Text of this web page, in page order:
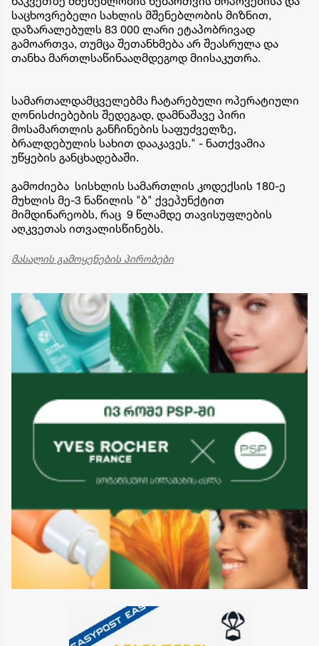
საცხოვრებელი სახლის მშენებლობის მიზნით,
დაზარალებულს 83 000 ლარი ეტაპობრივად
გამოართვა, თუმცა შეთანხმება არ შეასრულა და
თანხა მართლსაწინააღმდეგოდ მიისაკუთრა.
სამართალდამცველებმა ჩატარებული ოპერატიული
ღონისძიებების შედეგად, დამნაშავე პირი
მოსამართლის განჩინების საფუძველზე,
ბრალდებულის სახით დააკავეს." - ნათქვამია
უწყების განცხადებაში.
გამოძიება სისხლის სამართლის კოდექსის 180-ე
მუხლის მე-3 ნაწილის "ბ" ქვეპუნქტით
მიმდინარეობს, რაც 9 წლამდე თავისუფლების
აღკვეთას ითვალისწინებს.
მასალის გამოყენების პირობები